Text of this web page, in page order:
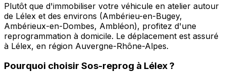
Plutôt que d'immobiliser votre véhicule en atelier autour
de Lélex et des environs (Ambérieu-en-Bugey,
Ambérieux-en-Dombes, Ambléon), profitez d'une
reprogrammation à domicile. Le déplacement est assuré
à Lélex, en région Auvergne-Rhône-Alpes.
Pourquoi choisir Sos-reprog à Lélex?